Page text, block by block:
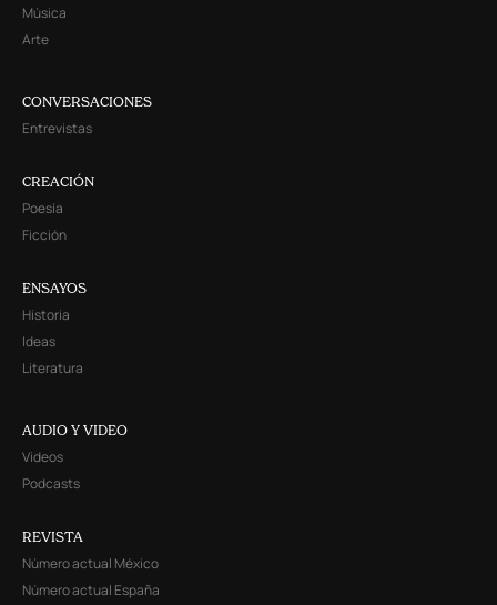
Música
Arte
CONVERSACIONES
Entrevistas
CREACIÓN
Poesía
Ficción
ENSAYOS
Historia
Ideas
Literatura
AUDIO Y VIDEO
Videos
Podcasts
REVISTA
Número actual México
Número actual España